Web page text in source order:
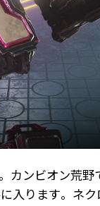
カンビオン荒
入ります。ネ